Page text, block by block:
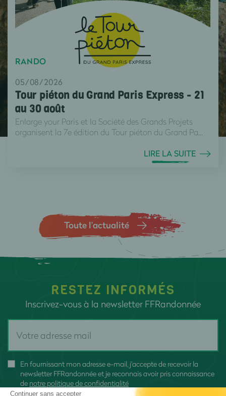
RANDO
05/08/2026
Tour piéton du Grand Paris Express - 21
au 30 août
Enlarge your Paris et la Société des Grands Projets
organisent la 7e édition du Tour piéton du Grand Pa...
LIRE LA SUITE
Toute l’actualité
RESTEZ INFORMÉS
Inscrivez-vous à la newsletter FFRandonnée
En fournissant mon adresse e-mail, j'accepte de recevoir la
newsletter FFRandonnée et je reconnais avoir pris connaissance
de notre politique de confidentialité
Continuer sans accepter